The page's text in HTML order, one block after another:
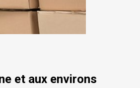
et aux environs